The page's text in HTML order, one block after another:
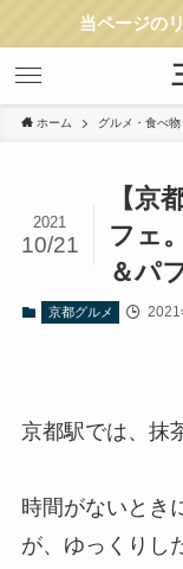
当ページの
ホーム グルメ・食べ物
【京
フェ
＆パ
2021
10/21
京都グルメ 2021
京都駅では、抹
時間がないとき
が、ゆっくりし